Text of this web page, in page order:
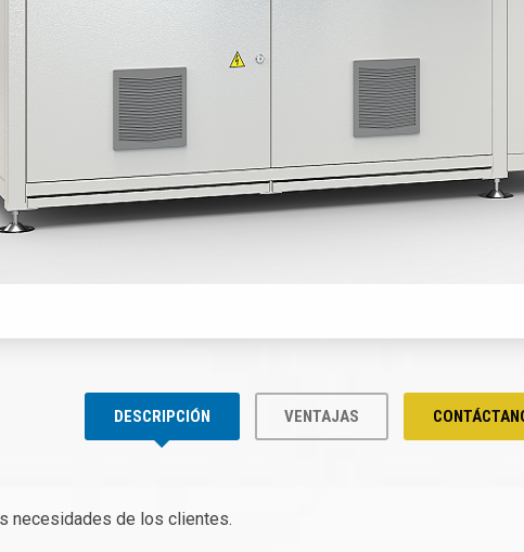
DESCRIPCIÓN VENTAJAS
necesidades de los clientes.